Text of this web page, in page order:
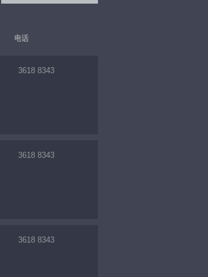
电话
3618 8343
3618 8343
3618 8343